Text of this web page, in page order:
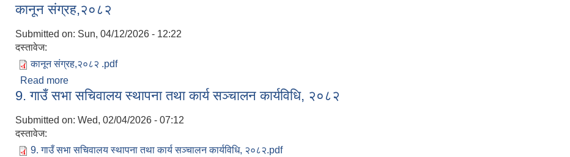
कानून संग्रह,२०८२
Submitted on: Sun, 04/12/2026 - 12:22
दस्तावेज:
कानून संग्रह,२०८२ .pdf
Read more
9. गाउँ सभा सचिवालय स्थापना तथा कार्य सञ्चालन कार्यविधि, २०८२
Submitted on: Wed, 02/04/2026 - 07:12
दस्तावेज:
9. गाउँ सभा सचिवालय स्थापना तथा कार्य सञ्चालन कार्यविधि, २०८२.pdf